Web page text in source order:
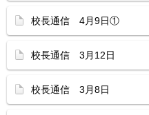
校長通信 4月9日①
校長通信 3月12日
校長通信 3月8日